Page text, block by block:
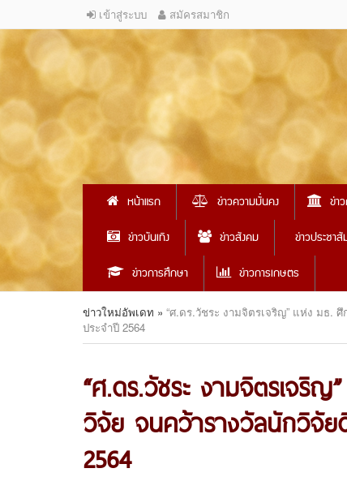
เข้าสู่ระบบ สมัครสมาชิก
หน้าแรก ข่าวความมั่นคง ข่า
ข่าวบันเทิง
ข่าวสังคม ข่าวประชา
ข่าวการศึกษา
ข่าวการเกษตร
ข่าวใหม่อัพเดท » “ศ.ดร.วัชระ งามจิตรเจริญ” แห่ง มธ.
ประจำปี 2564
“ศ.ดร.วัชระ งามจิตรเจริ
วิจัย จนคว้ารางวัลนักวิจัย
2564